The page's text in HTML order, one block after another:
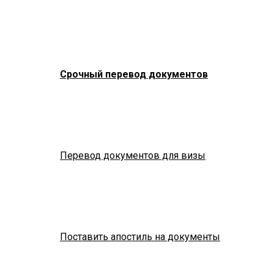
Срочный перевод документов
Перевод документов для визы
Поставить апостиль на документы